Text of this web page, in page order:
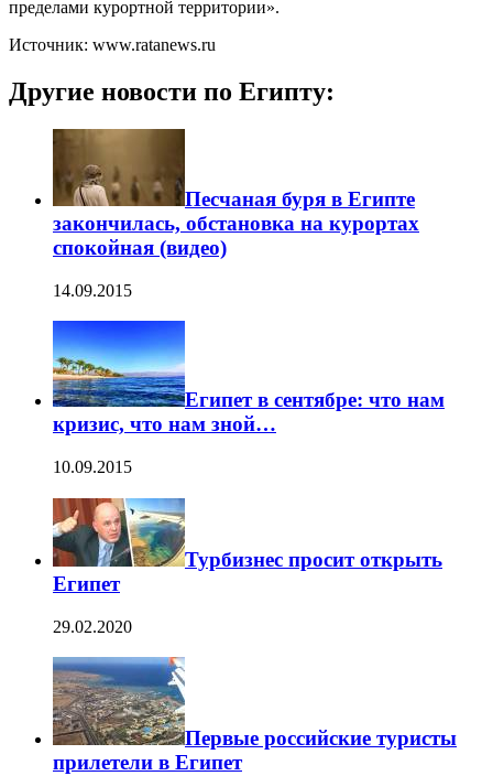
пределами курортной территории».
Источник: www.ratanews.ru
Другие новости по Египту:
Песчаная буря в Египте
закончилась, обстановка на курортах
спокойная (видео)
14.09.2015
Египет в сентябре: что нам
кризис, что нам зной…
10.09.2015
Турбизнес просит открыть
Египет
29.02.2020
Первые российские туристы
прилетели в Египет